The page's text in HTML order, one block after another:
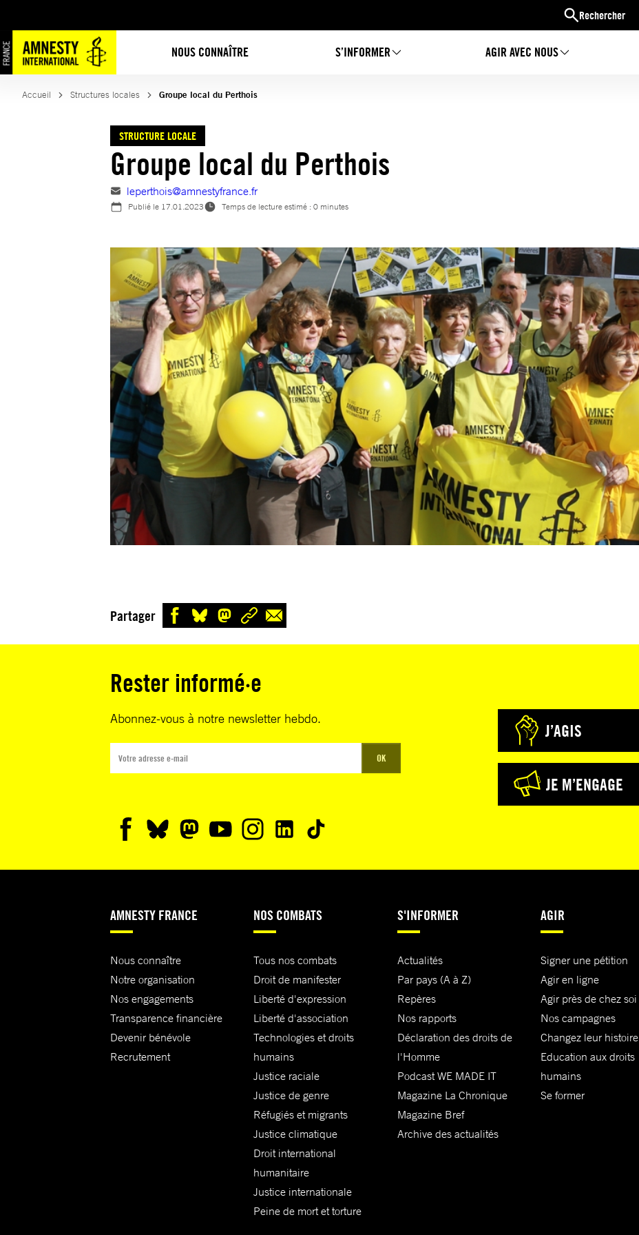
Rechercher
NOUS CONNAÎTRE S’INFORMER AGIR AVEC NOUS
au
contenu
Accueil Structures locales Groupe local du Perthois
STRUCTURE LOCALE
Groupe local du Perthois
leperthois@amnestyfrance.fr
Publié le 17.01.2023 Temps de lecture estimé : 0 minutes
Partager
Rester informé·e
Abonnez-vous à notre newsletter hebdo.
OK
J’AGIS
JE M’ENGAGE
AMNESTY FRANCE
Nous connaître
Notre organisation
Nos engagements
Transparence financière
Devenir bénévole
Recrutement
NOS COMBATS
Tous nos combats
Droit de manifester
Liberté d'expression
Liberté d'association
Technologies et droits
humains
Justice raciale
Justice de genre
Réfugiés et migrants
Justice climatique
Droit international
humanitaire
Justice internationale
Peine de mort et torture
S'INFORMER
Actualités
Par pays (A à Z)
Repères
Nos rapports
Déclaration des droits de
l'Homme
Podcast WE MADE IT
Magazine La Chronique
Magazine Bref
Archive des actualités
AGIR
Signer une pétition
Agir en ligne
Agir près de chez soi
Nos campagnes
Changez leur histoire
Education aux droits
humains
Se former